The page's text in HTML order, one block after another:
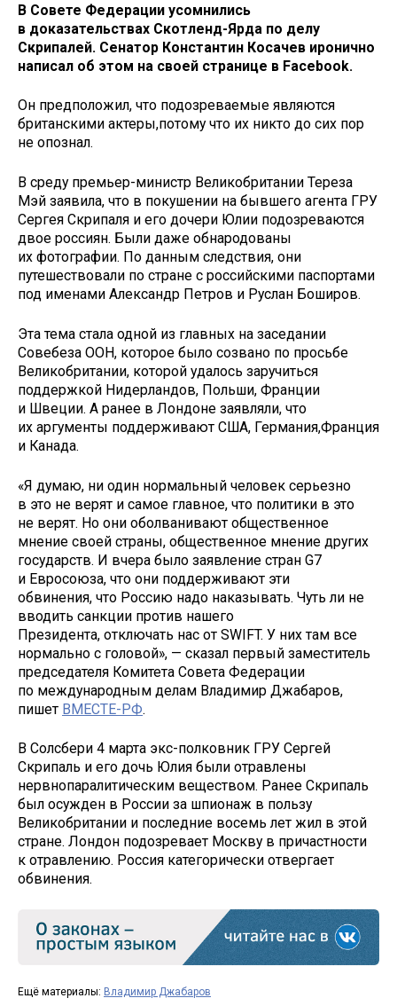
В Совете Федерации усомнились
в доказательствах Скотленд-Ярда по делу
Скрипалей. Сенатор Константин Косачев иронично
написал об этом на своей странице в Facebook.
Он предположил, что подозреваемые являются
британскими актеры,потому что их никто до сих пор
не опознал.
В среду премьер-министр Великобритании Тереза
Мэй заявила, что в покушении на бывшего агента ГРУ
Сергея Скрипаля и его дочери Юлии подозреваются
двое россиян. Были даже обнародованы
их фотографии. По данным следствия, они
путешествовали по стране с российскими паспортами
под именами Александр Петров и Руслан Боширов.
Эта тема стала одной из главных на заседании
Совебеза ООН, которое было созвано по просьбе
Великобритании, которой удалось заручиться
поддержкой Нидерландов, Польши, Франции
и Швеции. А ранее в Лондоне заявляли, что
их аргументы поддерживают США, Германия,Франция
и Канада.
«Я думаю, ни один нормальный человек серьезно
в это не верят и самое главное, что политики в это
не верят. Но они оболванивают общественное
мнение своей страны, общественное мнение других
государств. И вчера было заявление стран G7
и Евросоюза, что они поддерживают эти
обвинения, что Россию надо наказывать. Чуть ли не
вводить санкции против нашего
Президента, отключать нас от SWIFT. У них там все
нормально с головой», — сказал первый заместитель
председателя Комитета Совета Федерации
по международным делам Владимир Джабаров,
пишет ВМЕСТЕ-РФ.
В Солсбери 4 марта экс-полковник ГРУ Сергей
Скрипаль и его дочь Юлия были отравлены
нервнопаралитическим веществом. Ранее Скрипаль
был осужден в России за шпионаж в пользу
Великобритании и последние восемь лет жил в этой
стране. Лондон подозревает Москву в причастности
к отравлению. Россия категорически отвергает
обвинения.
Ещё материалы: Владимир Джабаров